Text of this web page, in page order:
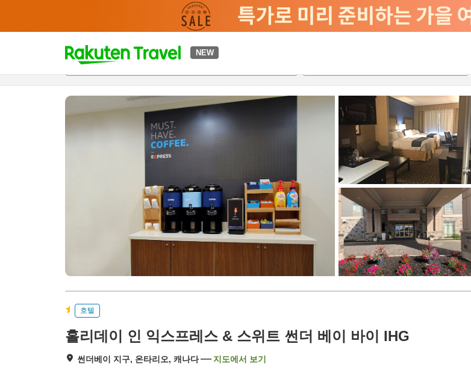
NEW
t
p
a
_
개요객실 & 숙박 상품이용 후기 편의 시설/서비스
호텔
홀리데이 인 익스프레스 & 스위트 썬더 베이 바이 IHG
썬더베이 지구, 온타리오, 캐나다 지도에서 보기